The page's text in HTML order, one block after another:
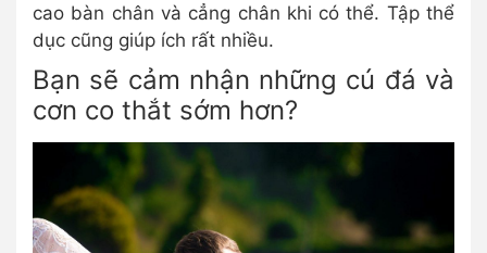
cao bàn chân và cẳng chân khi có thể. Tập thể
dục cũng giúp ích rất nhiều.
Bạn sẽ cảm nhận những cú đá và
cơn co thắt sớm hơn?